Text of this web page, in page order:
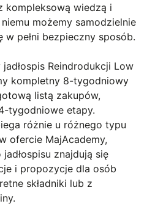
kompleksową wiedzą i
możemy samodzielnie
pełni bezpieczny sposób.
Reindrodukcji Low
kompletny 8-tygodniowy
listą zakupów,
tygodniowe etapy.
różnie u różnego typu
ofercie MajAcademy,
znajdują się
i propozycje dla osób
składniki lub z